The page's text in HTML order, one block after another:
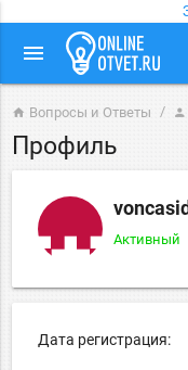
menu
home Вопросы и Ответы person
Профиль
Активный
Дата регистрация: